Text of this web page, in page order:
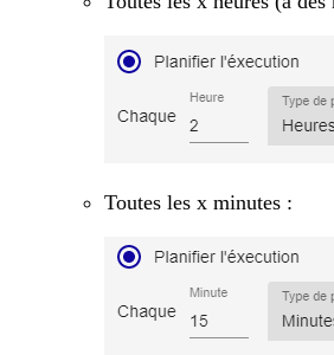
Toutes les x minutes :